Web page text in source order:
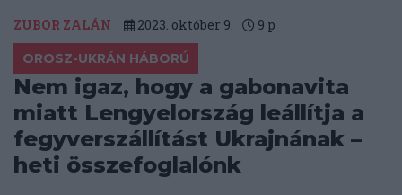
ZUBOR ZALÁN 2023. október 9. 9 p
OROSZ-UKRÁN HÁBORÚ
Nem igaz, hogy a gabonavita
miatt Lengyelország leállítja a
fegyverszállítást Ukrajnának –
heti összefoglalónk